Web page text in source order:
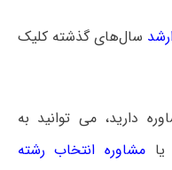
سال‌های گذشته کلیک
دارید، می توانید به
مشاوره انتخاب رشته